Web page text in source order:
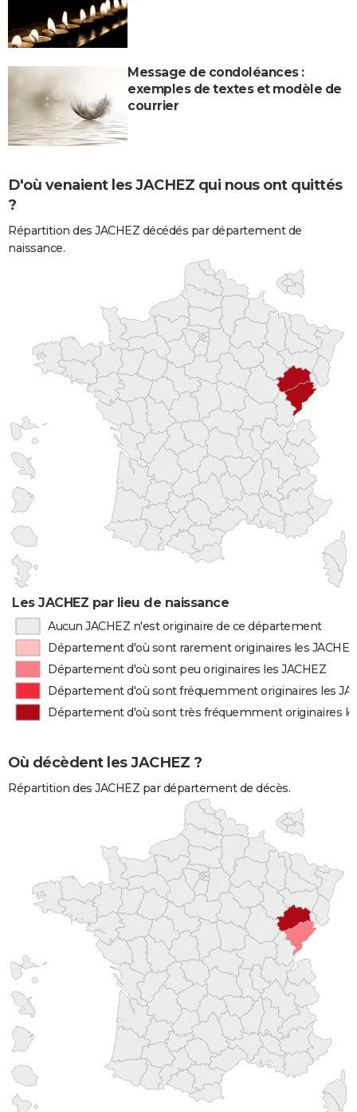
Message de condoléances :
exemples de textes et modèle de
courrier
D'où venaient les JACHEZ qui nous ont quittés
?
Répartition des JACHEZ décédés par département de
naissance.
Les JACHEZ par lieu de naissance
Aucun JACHEZ n'est originaire de ce département
Département d'où sont rarement originaires les JACHEZ
Département d'où sont peu originaires les JACHEZ
Département d'où sont fréquemment originaires les
Département d'où sont très fréquemment originaires
Où décèdent les JACHEZ ?
Répartition des JACHEZ par département de décès.